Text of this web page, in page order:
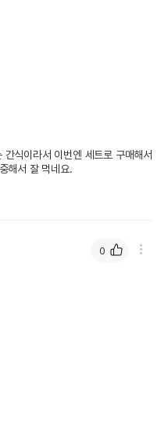
식이라서 이번엔 세트로 구매해서
해서 잘 먹네요.
0